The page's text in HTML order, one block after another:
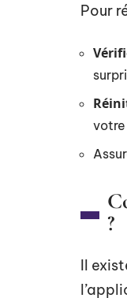
Pour
votre
?
Il